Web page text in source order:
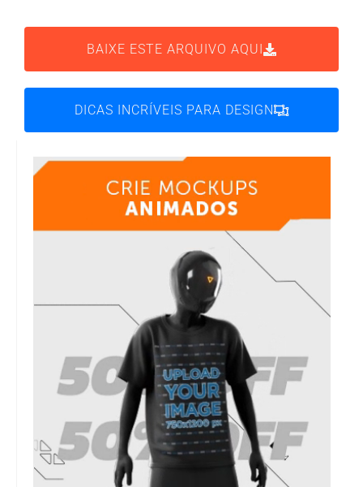
BAIXE ESTE ARQUIVO AQUI
DICAS INCRÍVEIS PARA DESIGN